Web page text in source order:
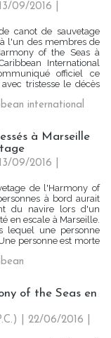
09/2016
canot de sauvetage
l'un des membres de
of the Seas à
International
officiel ce
tristesse le décès
international
à Marseille
09/2016
de l'Harmony of
à bord aurait
du navire lors d'un
en escale à Marseille.
lequel une personne
personne est morte
of the Seas en
| 22/06/2016